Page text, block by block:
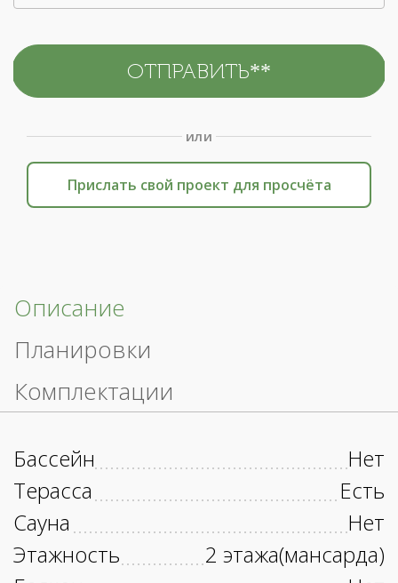
или
Прислать свой проект для просчёта
Описание
Планировки
Комплектации
Бассейн
Нет
Терасса
Есть
Сауна
Нет
Этажность
2 этажа(мансарда)